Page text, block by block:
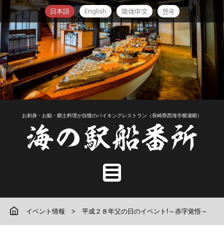
日本語 English 简体中文 한국
お刺身・お鮨・郷土料理が自慢のバイキングレストラン（長崎県西海市横瀬郷）
イベント情報 平成２８年父の日のイベント!～赤字覚悟～